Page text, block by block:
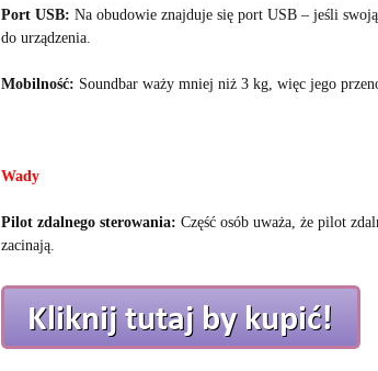
Port USB: Na obudowie znajduje się port USB – jeśli
do urządzenia.
Mobilność: Soundbar waży mniej niż 3 kg, więc jego
Wady
Pilot zdalnego sterowania: Część osób uważa, że pilot
zacinają.